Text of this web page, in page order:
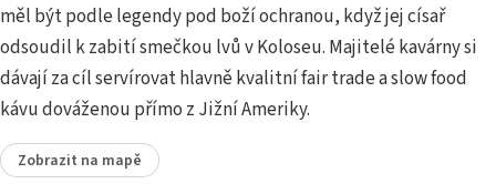
měl být podle legendy pod boží ochranou, když jej císař
odsoudil k zabití smečkou lvů v Koloseu. Majitelé kavárny si
dávají za cíl servírovat hlavně kvalitní fair trade a slow food
kávu dováženou přímo z Jižní Ameriky.
Zobrazit na mapě